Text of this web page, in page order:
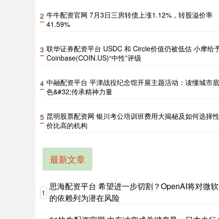
2 牛牛配资官网 7月3日三房转债上涨1.12%，转股溢价率
41.59%
3 联华证券配资平台 USDC 和 Circle价值仍被低估 小摩给
Coinbase(COIN.US)“中性”评级
4 中融配资平台 平津战役纪念馆开展主题活动：读懂城市底
色&#32;传承精神力量
5 昆明股票配资网 银川考公培训班费用大揭秘及如何选择性
价比高的机构
最新文章
1
思海配资平台 希望进一步切割？OpenAI将对微软
的依赖列为潜在风险